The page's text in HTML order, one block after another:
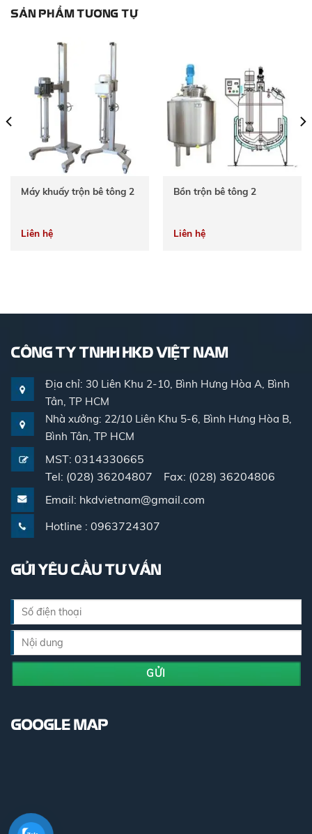
SẢN PHẨM TƯƠNG TỰ
Máy khuấy trộn bê tông 2
Liên hệ
Bồn trộn bê tông 2
Liên hệ
CÔNG TY TNHH HKĐ VIỆT NAM
Địa chỉ: 30 Liên Khu 2-10, Bình Hưng Hòa A, Bình
Tân, TP HCM
Nhà xưởng: 22/10 Liên Khu 5-6, Bình Hưng Hòa B,
Bình Tân, TP HCM
MST: 0314330665
Tel: (028) 36204807 Fax: (028) 36204806
Email: hkdvietnam@gmail.com
Hotline : 0963724307
GỬI YÊU CẦU TƯ VẤN
GOOGLE MAP